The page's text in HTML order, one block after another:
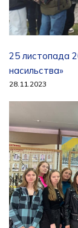
25 листопада
насильства»
28.11.2023